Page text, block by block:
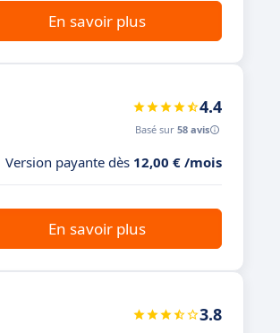
En savoir plus
4.4
Basé sur 58 avis
Version payante dès 12,00 € /mois
En savoir plus
3.8